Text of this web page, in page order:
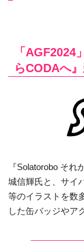
「
らCODAへ
『Solatorobo そ
城信輝氏と、サイ
等のイラストを数
した缶バッジやア